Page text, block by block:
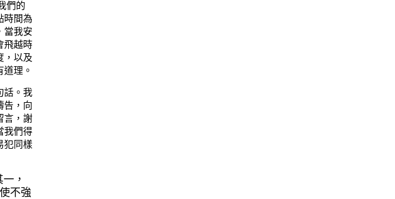
們的
時間為
當我安
飛越時
，以及
理。
話。我
告，向
言，謝
我們得
犯同樣
，
不強